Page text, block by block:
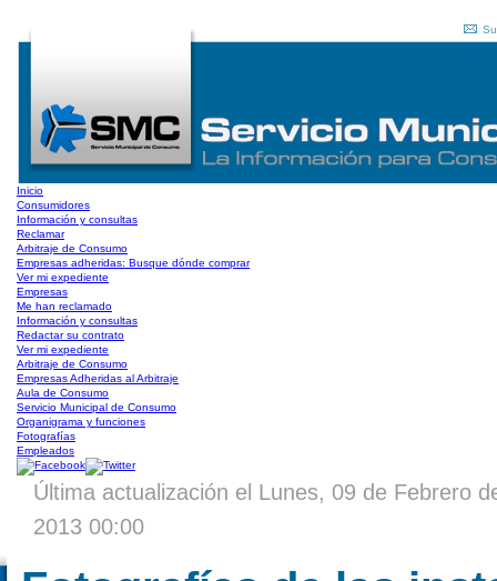
Inicio
Consumidores
Información y consultas
Reclamar
Arbitraje de Consumo
Empresas adheridas: Busque dónde comprar
Ver mi expediente
Empresas
Me han reclamado
Información y consultas
Redactar su contrato
Ver mi expediente
Arbitraje de Consumo
Empresas Adheridas al Arbitraje
Aula de Consumo
Servicio Municipal de Consumo
Organigrama y funciones
Fotografías
Empleados
Última actualización el Lunes, 09 de Febrero
2013 00:00